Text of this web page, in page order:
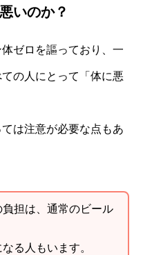
いのか？
ゼロを謳っており、一
の人にとって「体に悪
は注意が必要な点もあ
担は、通常のビール
る人もいます。